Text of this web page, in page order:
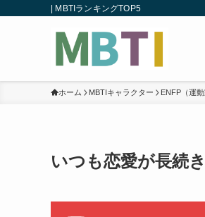
| MBTIランキングTOP5
ホーム MBTIキャラクター ENFP（運動
いつも恋愛が長続